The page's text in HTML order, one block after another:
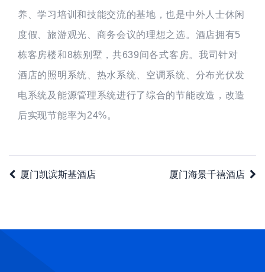
养、学习培训和技能交流的基地，也是中外人士休闲
度假、旅游观光、商务会议的理想之选。酒店拥有5
栋客房楼和8栋别墅，共639间各式客房。我司针对
酒店的照明系统、热水系统、空调系统、分布光伏发
电系统及能源管理系统进行了综合的节能改造，改造
后实现节能率为24%。
厦门凯滨斯基酒店 厦门海景千禧酒店